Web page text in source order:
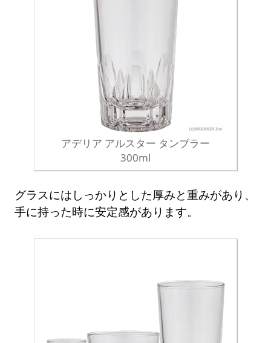
アデリア アルスター タンブラー
300ml
グラスにはしっかりとした厚みと重みがあり、
手に持った時に安定感があります。